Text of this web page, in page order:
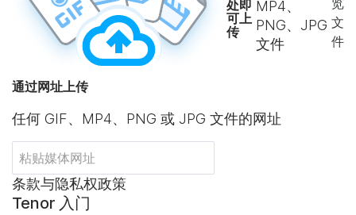
处即
可上
传
MP4、
PNG、JPG
文件
览
文
件
通过网址上传
任何 GIF、MP4、PNG 或 JPG 文件的网址
条款与隐私权政策
Tenor 入门